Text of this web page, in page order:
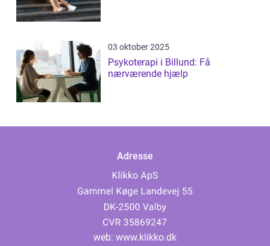
03 oktober 2025
Psykoterapi i Billund: Få
nærværende hjælp
Adresse
web: www.klikko.dk